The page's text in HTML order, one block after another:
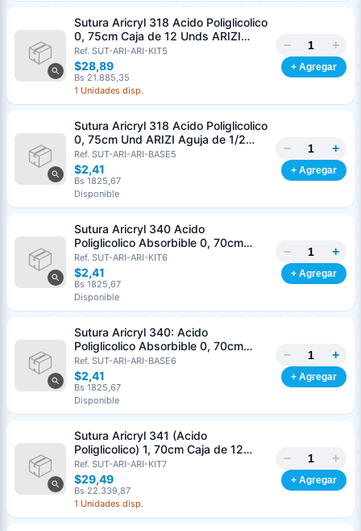
Sutura Aricryl 318 Acido Poliglicolico
0, 75cm Caja de 12 Unds ARIZI
Aguja de 1/2 Punta Cónica 26mm
Ref. SUT-ARI-ARI-KIT5
$28,89
Bs 21.885,35
1 Unidades disp.
− +
+ Agregar
Sutura Aricryl 318 Acido Poliglicolico
0, 75cm Und ARIZI Aguja de 1/2
Punta Cónica 26mm
Ref. SUT-ARI-ARI-BASE5
$2,41
Bs 1825,67
Disponible
− +
+ Agregar
Sutura Aricryl 340 Acido
Poliglicolico Absorbible 0, 70cm
Caja de 12 Unds ARIZI Aguja de 1/2
Punta Cónica 36mm
Ref. SUT-ARI-ARI-KIT6
$2,41
Bs 1825,67
Disponible
− +
+ Agregar
Sutura Aricryl 340: Acido
Poliglicolico Absorbible 0, 70cm
Und ARIZI Aguja de 1/2 Punta
Cónica 36mm
Ref. SUT-ARI-ARI-BASE6
$2,41
Bs 1825,67
Disponible
− +
+ Agregar
Sutura Aricryl 341 (Acido
Poliglicolico) 1, 70cm Caja de 12
Unds ARIZI Aguja de 1/2 Circulo
Punta Conica 36mm
Ref. SUT-ARI-ARI-KIT7
$29,49
Bs 22.339,87
1 Unidades disp.
− +
+ Agregar
Generar cotización
Completá los datos para emitir el PDF
Nombre o razón social
Cédula o RIF*
Teléfono (opcional)
Email (opcional)
Cancelar
Clave